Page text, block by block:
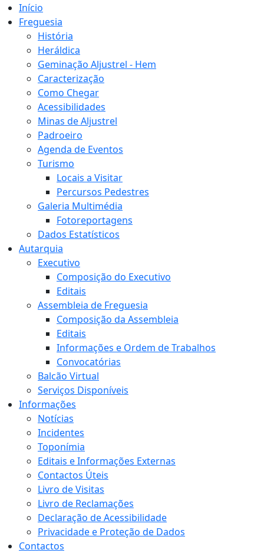
Início
Freguesia
História
Heráldica
Geminação Aljustrel - Hem
Caracterização
Como Chegar
Acessibilidades
Minas de Aljustrel
Padroeiro
Agenda de Eventos
Turismo
Locais a Visitar
Percursos Pedestres
Galeria Multimédia
Fotoreportagens
Dados Estatísticos
Autarquia
Executivo
Composição do Executivo
Editais
Assembleia de Freguesia
Composição da Assembleia
Editais
Informações e Ordem de Trabalhos
Convocatórias
Balcão Virtual
Serviços Disponíveis
Informações
Notícias
Incidentes
Toponímia
Editais e Informações Externas
Contactos Úteis
Livro de Visitas
Livro de Reclamações
Declaração de Acessibilidade
Privacidade e Proteção de Dados
Contactos